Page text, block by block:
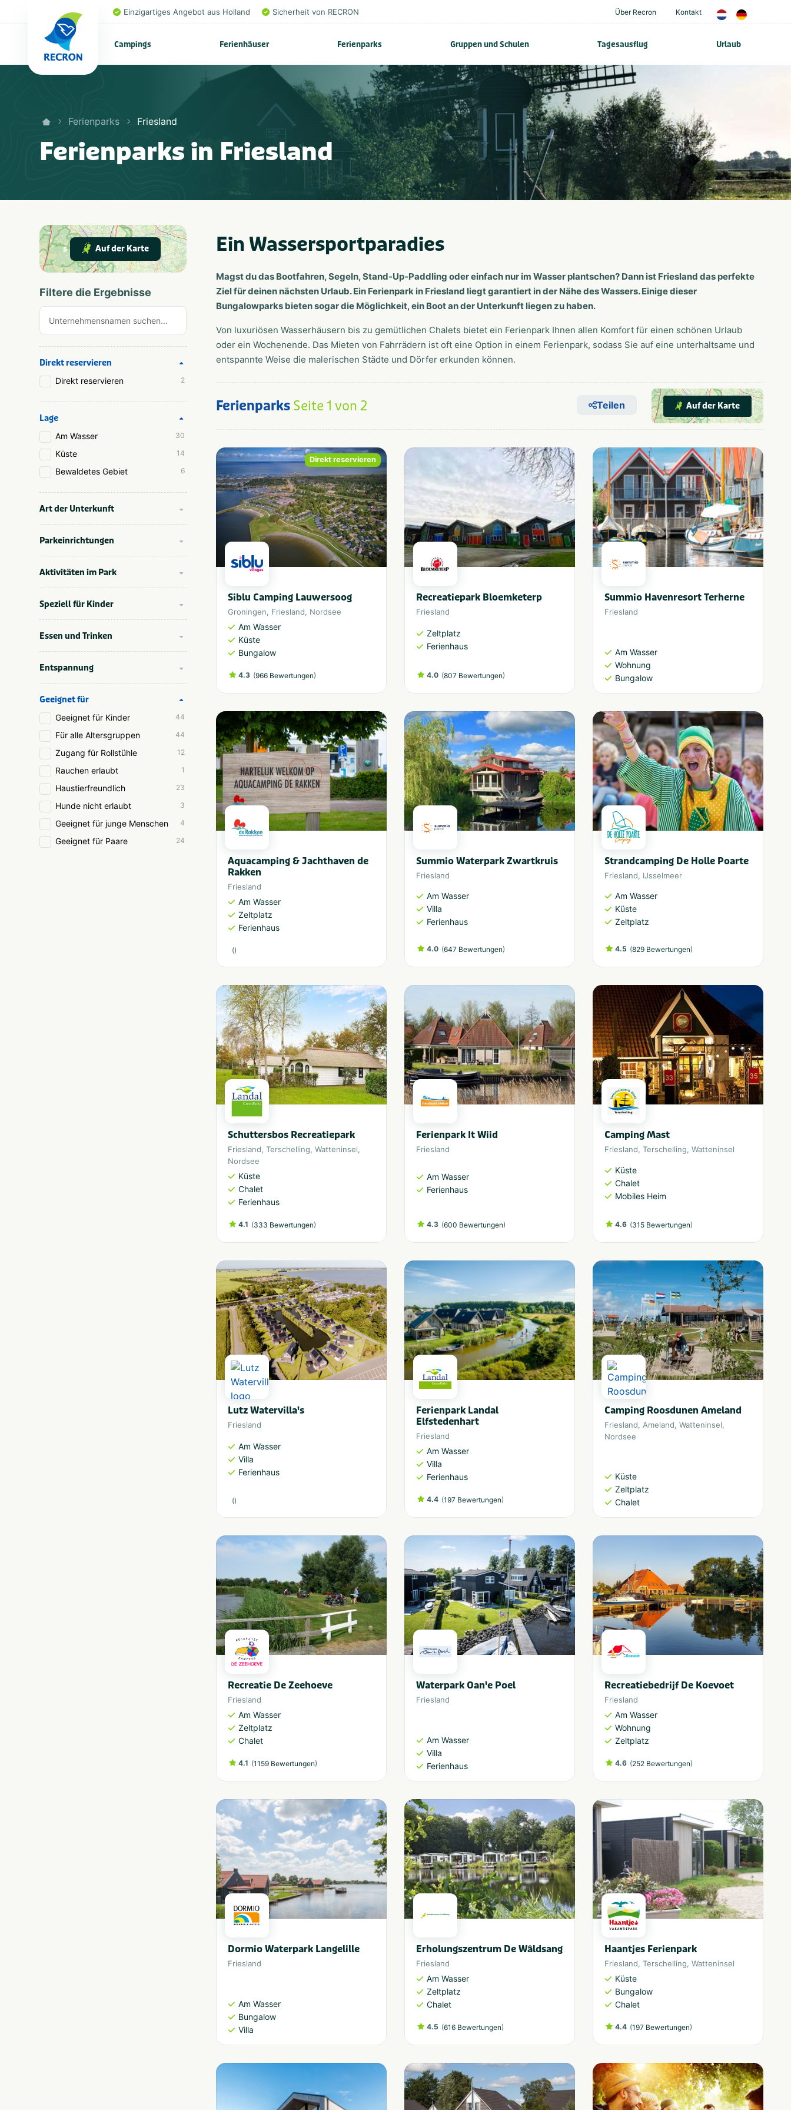
Einzigartiges Angebot aus Holland Sicherheit von RECRON Über Recron Kontakt
Campings Ferienhäuser Ferienparks Gruppen und Schulen Tagesausflug Urlaub
Ferienparks Friesland
Ferienparks in Friesland
s Auf der Karte
Filtere die Ergebnisse
Direkt reservieren
Direkt reservieren 2
Lage
Am Wasser 30
Küste 14
Bewaldetes Gebiet 6
Art der Unterkunft
Parkeinrichtungen
Aktivitäten im Park
Speziell für Kinder
Essen und Trinken
Entspannung
Geeignet für
Geeignet für Kinder 44
Für alle Altersgruppen 44
Zugang für Rollstühle 12
Rauchen erlaubt 1
Haustierfreundlich 23
Hunde nicht erlaubt 3
Geeignet für junge Menschen 4
Geeignet für Paare 24
Ein Wassersportparadies
Magst du das Bootfahren, Segeln, Stand-Up-Paddling oder einfach nur im Wasser plantschen? Dann ist Friesland das perfekte
Ziel für deinen nächsten Urlaub. Ein Ferienpark in Friesland liegt garantiert in der Nähe des Wassers. Einige dieser
Bungalowparks bieten sogar die Möglichkeit, ein Boot an der Unterkunft liegen zu haben.
Von luxuriösen Wasserhäusern bis zu gemütlichen Chalets bietet ein Ferienpark Ihnen allen Komfort für einen schönen Urlaub
oder ein Wochenende. Das Mieten von Fahrrädern ist oft eine Option in einem Ferienpark, sodass Sie auf eine unterhaltsame und
entspannte Weise die malerischen Städte und Dörfer erkunden können.
Ferienparks Seite 1 von 2 Teilen Auf der Karte
Direkt reservieren
Siblu Camping Lauwersoog
Groningen, Friesland, Nordsee
Am Wasser
Küste
Bungalow
4.3 (966 Bewertungen)
Recreatiepark Bloemketerp
Friesland
Zeltplatz
Ferienhaus
4.0 (807 Bewertungen)
Summio Havenresort Terherne
Friesland
Am Wasser
Wohnung
Bungalow
Aquacamping & Jachthaven de
Rakken
Friesland
Am Wasser
Zeltplatz
Ferienhaus
()
Summio Waterpark Zwartkruis
Friesland
Am Wasser
Villa
Ferienhaus
4.0 (647 Bewertungen)
Strandcamping De Holle Poarte
Friesland, IJsselmeer
Am Wasser
Küste
Zeltplatz
4.5 (829 Bewertungen)
Schuttersbos Recreatiepark
Friesland, Terschelling, Watteninsel,
Nordsee
Küste
Chalet
Ferienhaus
4.1 (333 Bewertungen)
Ferienpark It Wiid
Friesland
Am Wasser
Ferienhaus
4.3 (600 Bewertungen)
Camping Mast
Friesland, Terschelling, Watteninsel
Küste
Chalet
Mobiles Heim
4.6 (315 Bewertungen)
Lutz Watervilla's
Friesland
Am Wasser
Villa
Ferienhaus
()
Ferienpark Landal
Elfstedenhart
Friesland
Am Wasser
Villa
Ferienhaus
4.4 (197 Bewertungen)
Camping Roosdunen Ameland
Friesland, Ameland, Watteninsel,
Nordsee
Küste
Zeltplatz
Chalet
Recreatie De Zeehoeve
Friesland
Am Wasser
Zeltplatz
Chalet
4.1 (1159 Bewertungen)
Waterpark Oan'e Poel
Friesland
Am Wasser
Villa
Ferienhaus
Recreatiebedrijf De Koevoet
Friesland
Am Wasser
Wohnung
Zeltplatz
4.6 (252 Bewertungen)
Dormio Waterpark Langelille
Friesland
Am Wasser
Bungalow
Villa
Erholungszentrum De Wâldsang
Friesland
Am Wasser
Zeltplatz
Chalet
4.5 (616 Bewertungen)
Haantjes Ferienpark
Friesland, Terschelling, Watteninsel
Küste
Bungalow
Chalet
4.4 (197 Bewertungen)